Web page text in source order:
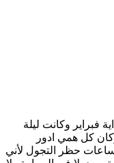
فبراير وكانت ليلة
كل همي ادور
حظر التجول لأني